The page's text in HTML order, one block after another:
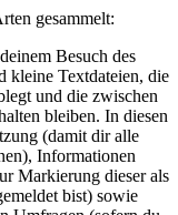
gesammelt:
Besuch des
kleine Textdateien, die
und die zwischen
bleiben. In diesen
(damit dir alle
Informationen
Markierung dieser als
bist) sowie